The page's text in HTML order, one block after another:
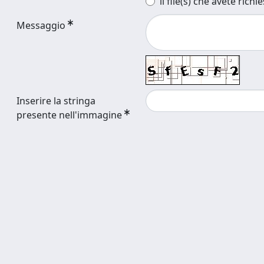
Messaggio
Inserire la stringa
presente nell'immagine